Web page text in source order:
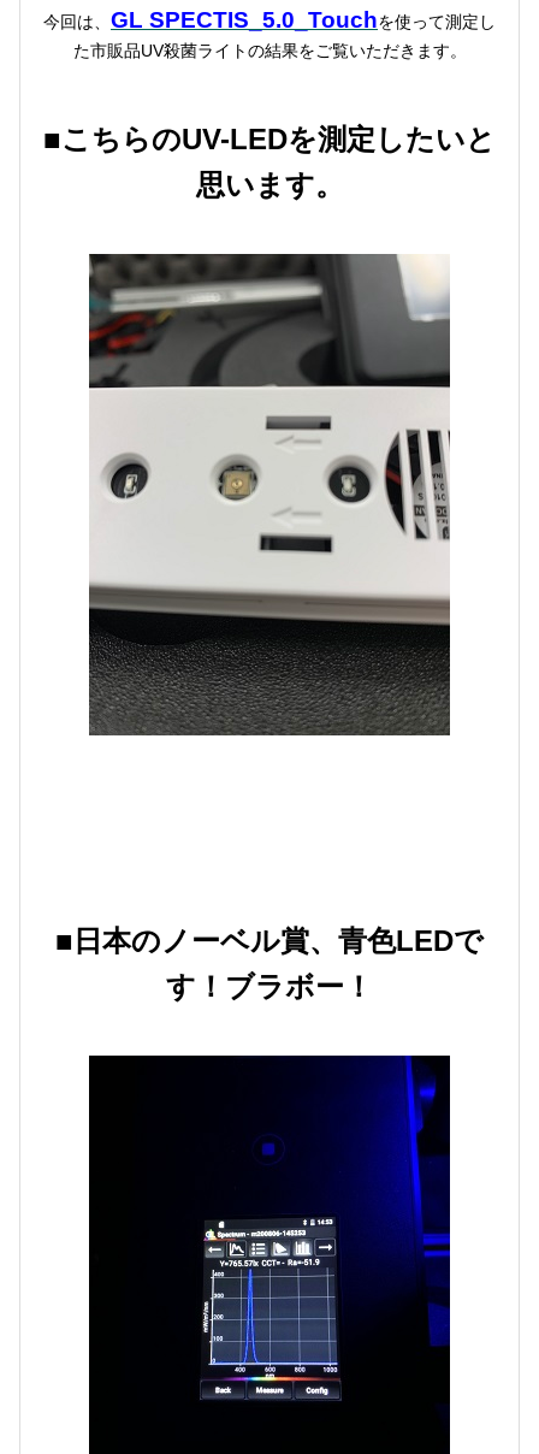
今回は、 GL SPECTIS_5.0_Touchを使って測定し
た市販品UV殺菌ライトの結果をご覧いただきます。
■こちらのUV-LEDを測定したいと
思います。
■日本のノーベル賞、青色LEDで
す！ブラボー！